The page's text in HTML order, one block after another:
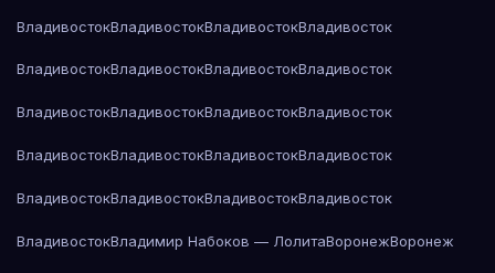
ВладивостокВладивостокВладивостокВладивосток
ВладивостокВладивостокВладивостокВладивосток
ВладивостокВладивостокВладивостокВладивосток
ВладивостокВладивостокВладивостокВладивосток
ВладивостокВладивостокВладивостокВладивосток
ВладивостокВладимир Набоков — ЛолитаВоронежВоронеж